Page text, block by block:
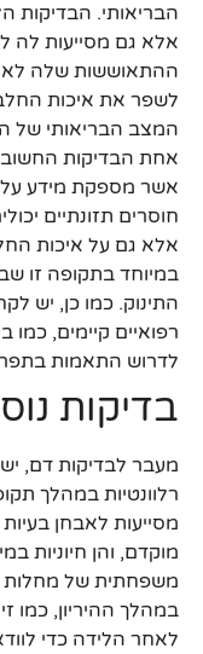
הבריאותי. הבדיקות
אלא גם מסייעות לה
ההתאוששות שלה
לשפר את איכות החלב
המצב הבריאותי של
אחת הבדיקות
אשר מספקת מידע על
חוסרים תזונתיים
אלא גם על איכות
במיוחד בתקופה זו
התינוק. כמו כן, יש
רפואיים קיימים,
לדרוש התאמות
בדיקות
מעבר לבדיקות דם,
רלוונטיות במהלך
מסייעות לאבחן
מוקדם, והן חיוניות
משפחתית של מחלות
במהלך ההיריון, כמו
לאחר הלידה כדי